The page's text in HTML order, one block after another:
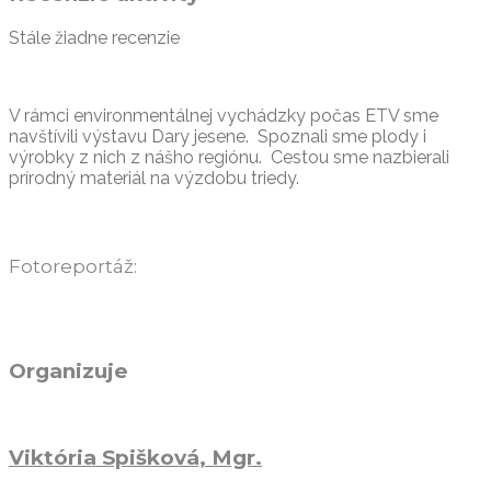
Stále žiadne recenzie
V rámci environmentálnej vychádzky počas ETV sme
navštívili výstavu Dary jesene. Spoznali sme plody i
výrobky z nich z nášho regiónu. Cestou sme nazbierali
prírodný materiál na výzdobu triedy.
Fotoreportáž:
Organizuje
Viktória Spišková, Mgr.